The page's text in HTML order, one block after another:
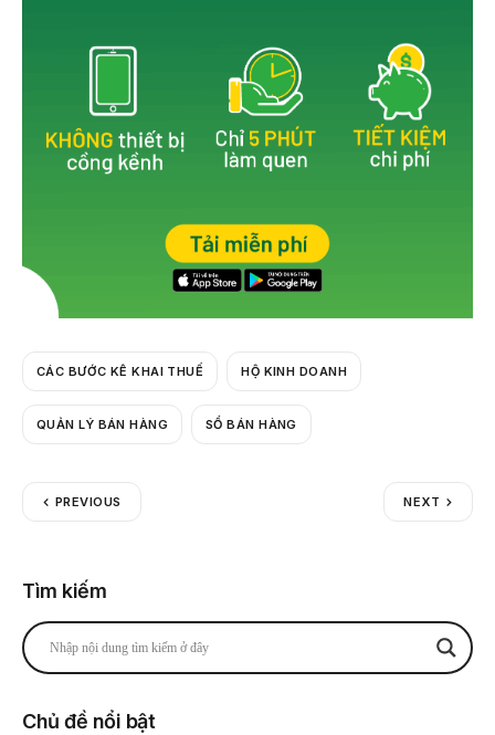
CÁC BƯỚC KÊ KHAI THUẾ HỘ KINH DOANH
QUẢN LÝ BÁN HÀNG SỔ BÁN HÀNG
PREVIOUS NEXT
Tìm kiếm
Chủ đề nổi bật